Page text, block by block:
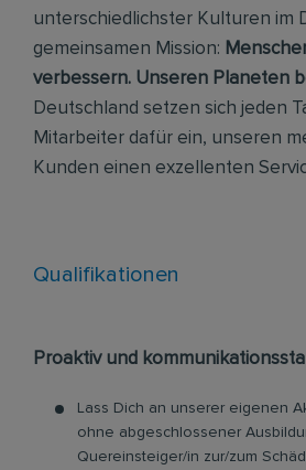
unterschiedlichster Kulturen im
gemeinsamen Mission:
verbessern. Unseren Planeten
Deutschland setzen sich jeden
Mitarbeiter dafür ein, unseren
Kunden einen exzellenten
Qualifikationen
Proaktiv und
Lass Dich an unserer eigenen
ohne abgeschlossener
Quereinsteiger/in zur/zum